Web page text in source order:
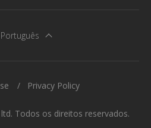
Português
Todos os direitos reservados.
Privacy Policy